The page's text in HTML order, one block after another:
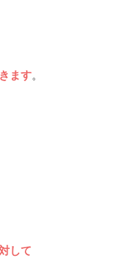
ます。
して